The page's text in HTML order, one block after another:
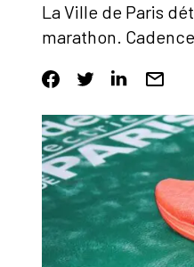
La Ville de Paris
marathon.